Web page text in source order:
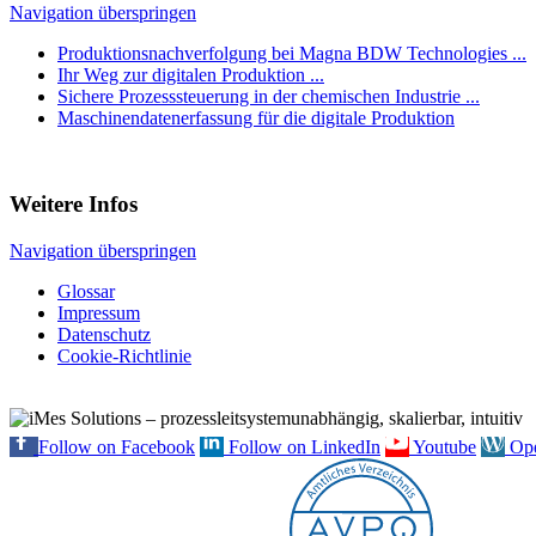
Pharmazeutische Industrie
Hier ist die Prozessdatenerfassung besonders wichtig, um die
Wirksamkeit der Produkte sicherzustellen.
Lebensmittelindustrie
gewährleisten und die Lebensmittelsicherheit zu garantieren.
Automobilindustrie
Prozessdatenerfassung wird in der Automobilproduktion
Robotersteuerung und die Qualitätssicherung in Echtzeit ein.
Herausforderungen bei der Prozessdatenerfassung
Trotz der zahlreichen Vorteile stehen Unternehmen vor einigen
Datenintegration
In vielen Produktionsumgebungen gibt es eine Vielzahl von
Navigation überspringen
Produktionsnachverfolgung bei Magna BDW Technologies ...
Ihr Weg zur digitalen Produktion ...
Sichere Prozesssteuerung in der chemischen Industrie ...
Maschinendatenerfassung für die digitale Produktion
Weitere Infos
Navigation überspringen
Glossar
Impressum
Datenschutz
Cookie-Richtlinie
Follow on Facebook Follow on LinkedIn Youtube